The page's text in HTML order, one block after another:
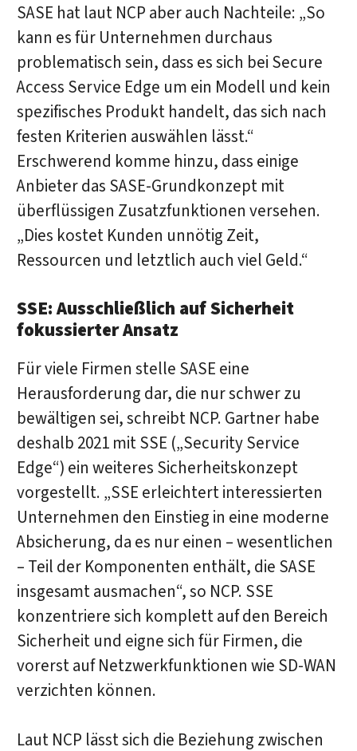
SASE hat laut NCP aber auch Nachteile: „So
kann es für Unternehmen durchaus
problematisch sein, dass es sich bei Secure
Access Service Edge um ein Modell und kein
spezifisches Produkt handelt, das sich nach
festen Kriterien auswählen lässt.“
Erschwerend komme hinzu, dass einige
Anbieter das SASE-Grundkonzept mit
überflüssigen Zusatzfunktionen versehen.
„Dies kostet Kunden unnötig Zeit,
Ressourcen und letztlich auch viel Geld.“
SSE: Ausschließlich auf Sicherheit
fokussierter Ansatz
Für viele Firmen stelle SASE eine
Herausforderung dar, die nur schwer zu
bewältigen sei, schreibt NCP. Gartner habe
deshalb 2021 mit SSE („Security Service
Edge“) ein weiteres Sicherheitskonzept
vorgestellt. „SSE erleichtert interessierten
Unternehmen den Einstieg in eine moderne
Absicherung, da es nur einen – wesentlichen
– Teil der Komponenten enthält, die SASE
insgesamt ausmachen“, so NCP. SSE
konzentriere sich komplett auf den Bereich
Sicherheit und eigne sich für Firmen, die
vorerst auf Netzwerkfunktionen wie SD-WAN
verzichten können.
Laut NCP lässt sich die Beziehung zwischen